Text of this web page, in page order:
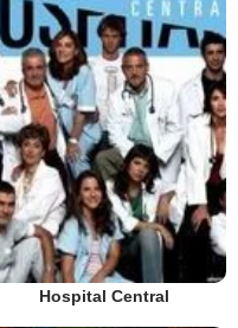
Hospital Central